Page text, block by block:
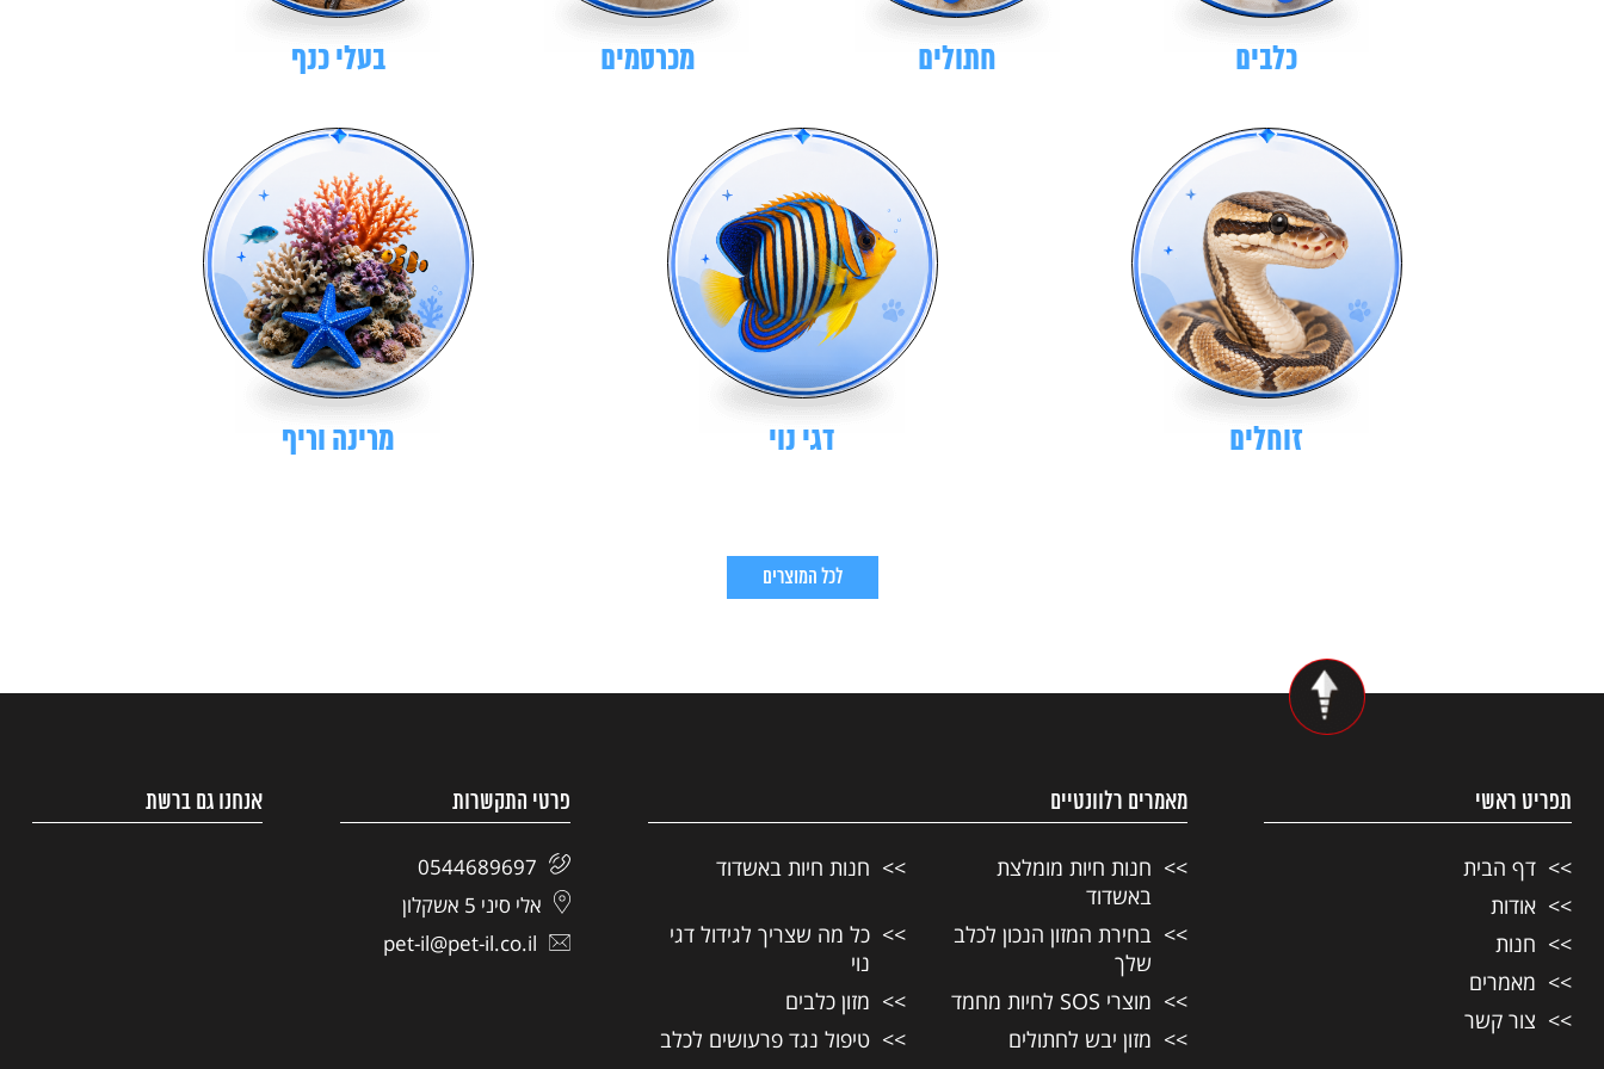
כלבים חתולים מכרסמים בעלי כנף
זוחלים דגי נוי מרינה וריף
לכל המוצרים
תפריט ראשי
דף הבית
אודות
חנות
מאמרים
צור קשר
מאמרים רלוונטיים
חנות חיות מומלצת
באשדוד
חנות חיות באשדוד
בחירת המזון הנכון לכלב
שלך
כל מה שצריך לגידול דגי
נוי
מוצרי SOS לחיות מחמד
מזון כלבים
מזון יבש לחתולים
טיפול נגד פרעושים לכלב
פרטי התקשרות
0544689697
אלי סיני 5 אשקלון
pet-il@pet-il.co.il
אנחנו גם ברשת